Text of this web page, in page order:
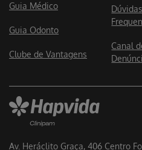
Av. Heráclito Graça, 406 Centro
Guia Médico
Guia Odonto
Clube de Vantagens
Dúvidas
Canal